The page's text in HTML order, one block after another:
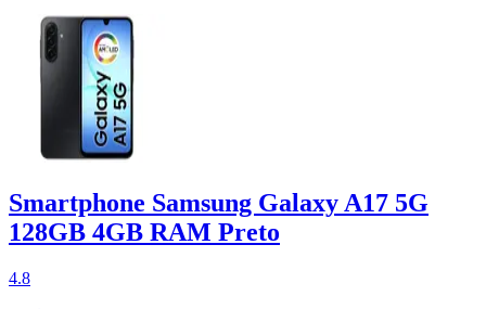
Smartphone Samsung Galaxy A17 5G
128GB 4GB RAM Preto
4.8